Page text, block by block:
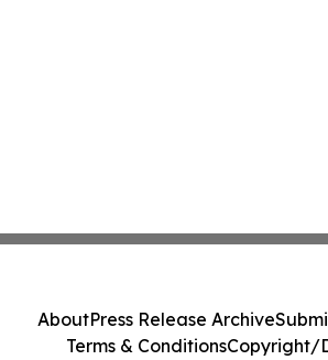
AboutPress Release Archive
Terms & ConditionsCopyright/